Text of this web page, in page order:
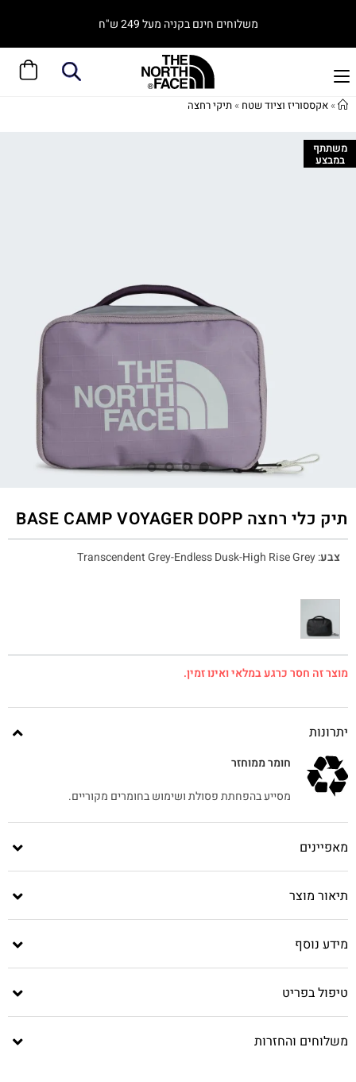
משלוחים חינם בקניה מעל 249 ש"ח
»אקססוריז וציוד שטח »תיקי רחצה
משתתף
במבצע
תיק כלי רחצה BASE CAMP VOYAGER DOPP
צבע:
Transcendent Grey-Endless Dusk-High Rise Grey
מוצר זה חסר כרגע במלאי ואינו זמין.
יתרונות
חומר ממוחזר
מסייע בהפחתת פסולת ושימוש בחומרים מקוריים.
מאפיינים
תיאור מוצר
מידע נוסף
טיפול בפריט
משלוחים והחזרות